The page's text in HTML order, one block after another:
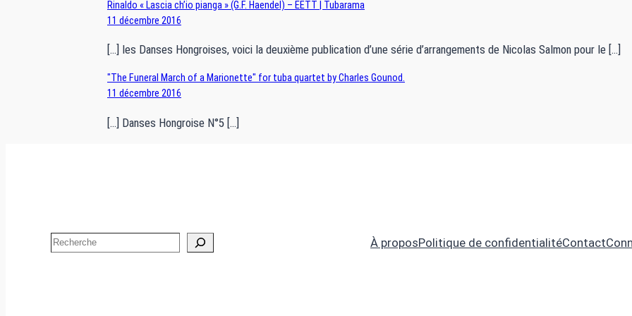
Rinaldo « Lascia ch’io pianga » (G.F. Haendel) – EETT | Tubarama
11 décembre 2016
[…] les Danses Hongroises, voici la deuxième publication d’une série d’arrangements de Nicolas Salmon pour le […]
"The Funeral March of a Marionette" for tuba quartet by Charles Gounod.
11 décembre 2016
[…] Danses Hongroise N°5 […]
Search À proposPolitique de confidentialitéContact